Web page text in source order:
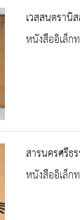
เวสฺสนฺตรา
หนังสืออิเล็ก
สารนครศรี
หนังสืออิเล็ก